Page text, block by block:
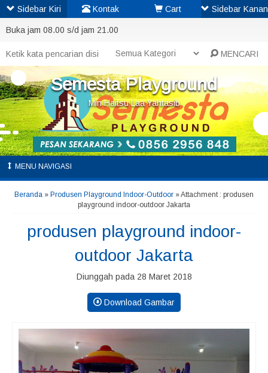
Buka jam 08.00 s/d jam 21.00
MENCARI
Semesta Playground
Min Haitsu Laa Yahtasib
MENU NAVIGASI
Beranda » Produsen Playground Indoor-Outdoor » Attachment : produsen
playground indoor-outdoor Jakarta
produsen playground indoor-
outdoor Jakarta
Diunggah pada 28 Maret 2018
Download Gambar
Sidebar Kiri Kontak Cart Sidebar Kanan